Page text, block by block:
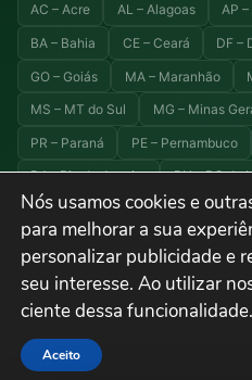
Nós usamos cookies e
para melhorar a sua
personalizar publicidade e
seu interesse. Ao utilizar
ciente dessa funcionalidade.
Aceito
AC – Acre AL – Alagoas AP
BA – Bahia CE – Ceará DF –
GO – Goiás MA – Maranhão
MS – MT do Sul MG – Minas
PR – Paraná PE – Pernambuco
RJ – Rio de Janeiro RN – RG do
RO – Rondônia RR – Roraima
SE – Sergipe
© 2026 Explora Brasil — Todos os